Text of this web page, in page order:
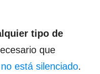
tipo de
que
está silenciado.